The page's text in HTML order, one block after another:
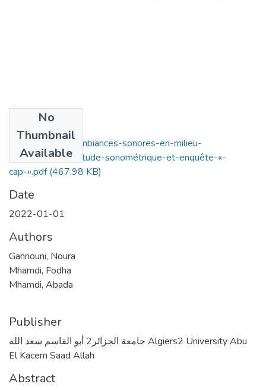
No
Thumbnail
Available
evaluation-des-ambiances-sonores-en-milieu-
professionnel-_-étude-sonométrique-et-enquête-«-
cap-».pdf(467.98 KB)
Date
2022-01-01
Authors
Gannouni, Noura
Mhamdi, Fodha
Mhamdi, Abada
Publisher
جامعة الجزائر2 أبو القاسم سعد الله Algiers2 University Abu
El Kacem Saad Allah
Abstract